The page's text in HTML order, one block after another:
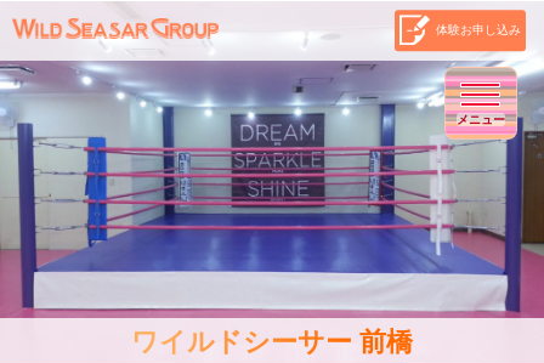
体験お申し込み
メニュー
ワイルドシーサー 前橋